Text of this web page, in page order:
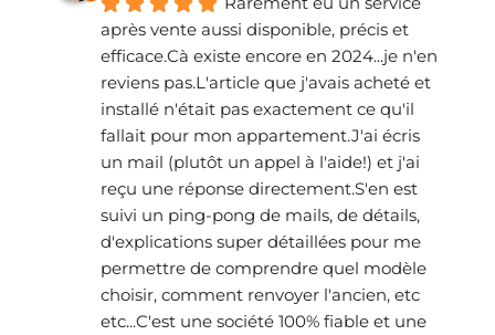
après vente aussi disponible, précis et
efficace.Cà existe encore en 2024...je n'en
reviens pas.L'article que j'avais acheté et
installé n'était pas exactement ce qu'il
fallait pour mon appartement.J'ai écris
un mail (plutôt un appel à l'aide!) et j'ai
reçu une réponse directement.S'en est
suivi un ping-pong de mails, de détails,
d'explications super détaillées pour me
permettre de comprendre quel modèle
choisir, comment renvoyer l'ancien, etc
etc...C'est une société 100% fiable et une